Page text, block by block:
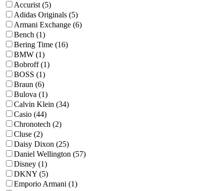
Accurist (5)
Adidas Originals (5)
Armani Exchange (6)
Bench (1)
Bering Time (16)
BMW (1)
Bobroff (1)
BOSS (1)
Braun (6)
Bulova (1)
Calvin Klein (34)
Casio (44)
Chronotech (2)
Cluse (2)
Daisy Dixon (25)
Daniel Wellington (57)
Disney (1)
DKNY (5)
Emporio Armani (1)